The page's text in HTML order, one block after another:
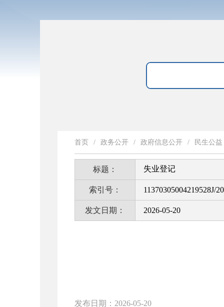
首页 / 政务公开 / 政府信息公开 / 民生公益
标题： 失业登记
索引号： 11370305004219528J/
发文日期： 2026-05-20
发布日期：2026-05-20